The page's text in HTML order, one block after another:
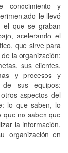
conocimiento y
le llevó
que se graban
acelerando el
que sirve para
la organización:
sus clientes,
y procesos y
sus equipos:
aspectos del
lo que saben, lo
que no saben que
la información,
organización en